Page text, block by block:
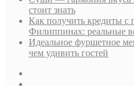
стоит знать
Как получить кредиты с
Филиппинах: реальные
Идеальное фуршетное
чем удивить гостей